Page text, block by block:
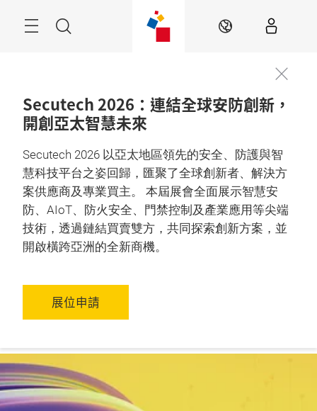
目
ZH
Secutech 2026：連結全球安防創新，
開創亞太智慧未來
Secutech 2026 以亞太地區領先的安全、防護與智
慧科技平台之姿回歸，匯聚了全球創新者、解決方
案供應商及專業買主。 本屆展會全面展示智慧安
防、AIoT、防火安全、門禁控制及產業應用等尖端
技術，透過鏈結買賣雙方，共同探索創新方案，並
開啟橫跨亞洲的全新商機。
展位申請
台北, 台灣